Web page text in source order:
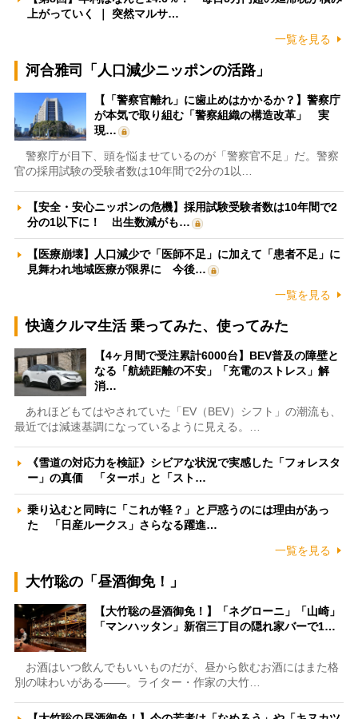
上がっていく ｜ 突然マルサ…
一覧を見る
河合雅司「人口減少ニッポンの活路」
【「警察官離れ」に歯止めはかかるか？】警察庁
が本気で取り組む「警察組織の構造改革」 実
現…
警察庁が目下、頭を悩ませているのが「警察官不足」だ。警察
官の採用試験の受験者数は10年間で2分の1以…
【安全・安心ニッポンの危機】採用試験受験者数は10年間で2
分の1以下に！ 出生数減がも…
【医療崩壊】人口減少で「医師不足」に加えて「患者不足」に
見舞われ地域医療が限界に 今後…
一覧を見る
快適クルマ生活 乗ってみた、使ってみた
【4ヶ月間で受注累計6000台】BEV普及の障壁と
なる「航続距離の不安」「充電のストレス」解
消…
あれほどもてはやされていた「EV（BEV）シフト」の潮流も、
最近では減速基調になっているように見える。…
《雪道の対応力を検証》シビアな状況で実感した「フォレスタ
ー」の真価 「ターボ」と「スト…
乗り込むと同時に「これが軽？」と戸惑うのには理由があっ
た 「日産ルークス」さらなる躍進…
一覧を見る
大竹聡の「昼酒御免！」
【大竹聡の昼酒御免！】「ネグローニ」「山崎」
「マンハッタン」新宿三丁目の隠れ家バーで1…
お酒はいつ飲んでもいいものだが、昼から飲むお酒にはまた格
別の味わいがある――。ライター・作家の大竹…